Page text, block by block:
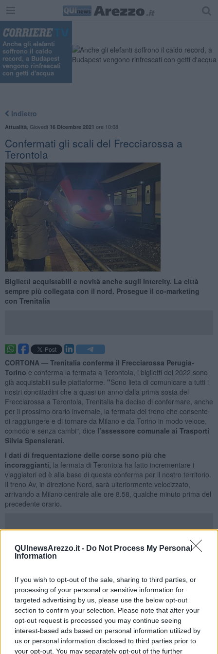
QUInewsArezzo.it - Do Not Process My Personal
Information
If you wish to opt-out of the sale, sharing to third parties, or
processing of your personal or sensitive information for
targeted advertising by us, please use the below opt-out
section to confirm your selection. Please note that after your
opt-out request is processed you may continue seeing
interest-based ads based on personal information utilized by
us or personal information disclosed to third parties prior to
your opt-out. You may separately opt-out of the further
Anche gli elefanti
soffrono il caldo
record, a Budapest
vengono rinfrescati
con getti d'acqua
Indietro
Attualità Giovedì 16 Dicembre 2021 ore 10:08
Confermati gli scali del Frecciarossa a
Terontola
Biglietti acquistabili e novità anche sugli Intercity. La città
sempre più collegata con il nord. Prosegue il co-marketing
con Trenitalia
CORTONA — Trenitalia conferma il Frecciarossa Perugia-
Torino e conferma la fermata a Terontola, i biglietti del 2022 sono
già acquistabili sulle piattaforme. "Sono lieta di comunicare a tutti i
nostri concittadini che a quasi un anno dalla prima sosta del
Frecciarossa a Terontola, Trenitalia ha deciso di confermare, anche
per il prossimo orario invernale, la fermata del treno che consente
di raggiungere e di tornare da Milano e da Torino in modo veloce,
comodo e senza cambi", dice l’assessore comunale ai Trasporti
Silvia Spensierati.
I dati di frequentazione delle corse sono più che
incoraggianti, la fermata di Terontola ha fatto incrementare i
viaggiatori ed è alla base di questa conferma per il nostro territorio.
Il treno Av, in direzione Nord, sarà ulteriormente velocizzato,
arrivando a Milano centrale alle ore 8.58, qualche minuto prima del
precedente orario.
"Questa conferma è frutto di un lavoro di grande sinergia fra il
nostro Comune, con l'assessore ai Trasporti Spensierati, la
- se la fermata a Terontola del treno AV è risultata utile anche nel
periodo Covid, allora questo significa che i viaggiatori della
Valdichiana e dell'area del Trasimeno avevano bisogno di un
collegamento veloce. Si tratta di una conferma che farà bene alla
nostra economia e al turismo".
Ma le novità non riguardano solo il Frecciarossa, ve ne sono
ulteriori che riguardano il traffico Intercity e quello regionale. Gli IC
'Tacito' Terni-Milano 580 e 599 sia in direzione nord che in